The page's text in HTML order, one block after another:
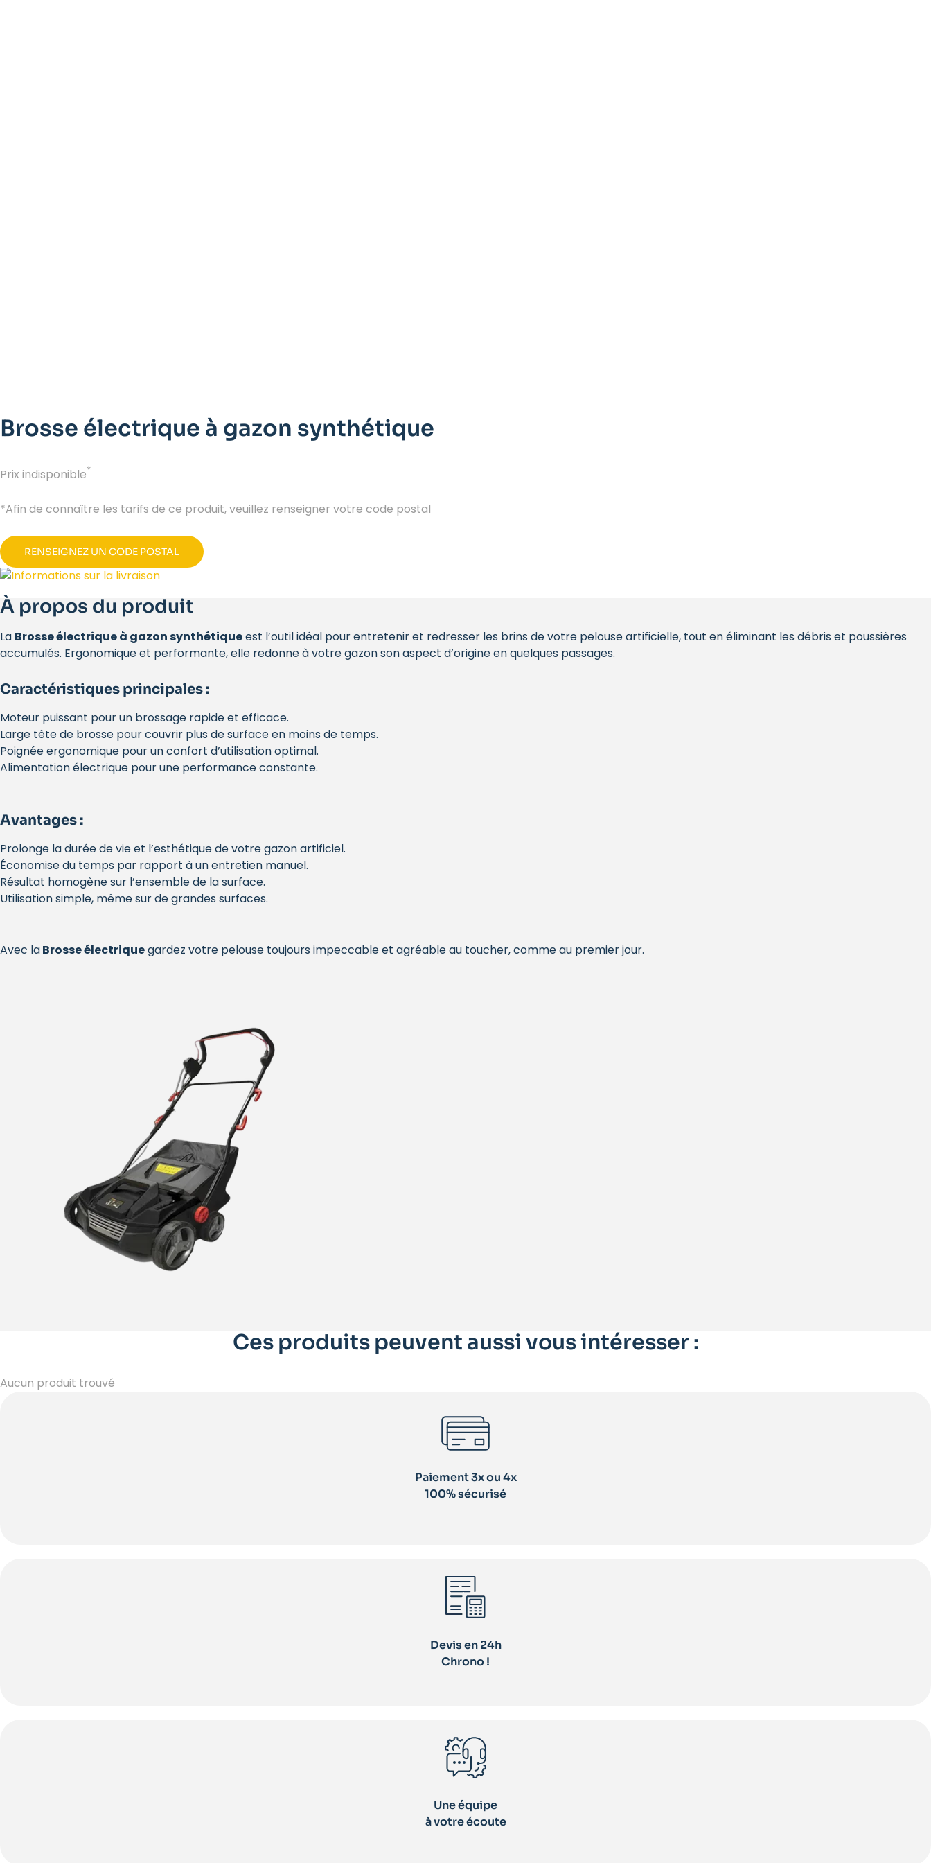
Brosse électrique à gazon synthétique
Prix indisponible*
*Afin de connaître les tarifs de ce produit, veuillez renseigner votre code postal
RENSEIGNEZ UN CODE POSTAL
À propos du produit
La Brosse électrique à gazon synthétiqueest l’outil idéal pour entretenir et redresser les brins de votre pelouse artificielle, tout en éliminant les débris et poussières
accumulés. Ergonomique et performante, elle redonne à votre gazon son aspect d’origine en quelques passages.
Caractéristiques principales :
Moteur puissant pour un brossage rapide et efficace.
Large tête de brosse pour couvrir plus de surface en moins de temps.
Poignée ergonomique pour un confort d’utilisation optimal.
Alimentation électrique pour une performance constante.
Avantages :
Prolonge la durée de vie et l’esthétique de votre gazon artificiel.
Économise du temps par rapport à un entretien manuel.
Résultat homogène sur l’ensemble de la surface.
Utilisation simple, même sur de grandes surfaces.
Avec laBrosse électriquegardez votre pelouse toujours impeccable et agréable au toucher, comme au premier jour.
Ces produits peuvent aussi vous intéresser :
Aucun produit trouvé
Paiement 3x ou 4x
100% sécurisé
Devis en 24h
Chrono !
Une équipe
à votre écoute